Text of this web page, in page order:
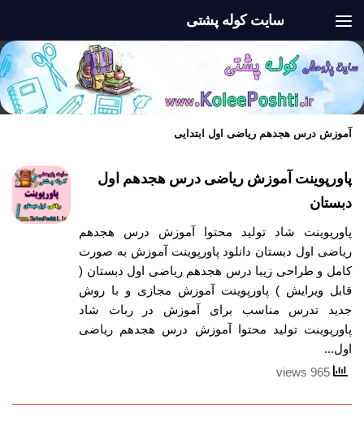
سایت کوله پشتی
آموزش درس هجدهم ریاضی اول ابتدایی
پاورپوینت آموزش ریاضی درس هجدهم اول
دبستان
پاورپوینت شاد تولید محتوا آموزش درس هجدهم
ریاضی اول دبستان دانلود پاورپوینت آموزش به صورت
کامل و طراحی زیبا درس هجدهم ریاضی اول دبستان (
قابل ویرایش ) پاورپوینت آموزش مجازی و با روش
جدید تدرس مناسب برای آموزش در ربات شاد
پاورپوینت تولید محتوا آموزش درس هجدهم ریاضی
اول...